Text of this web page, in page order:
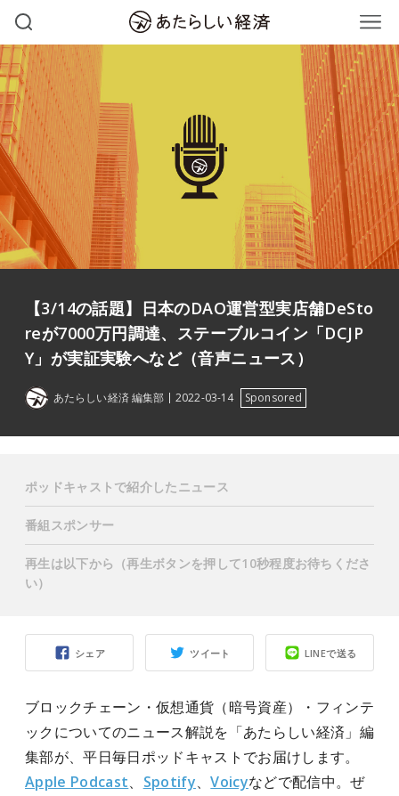
【3/14の話題】日本のDAO運営型実店舗DeSto
reが7000万円調達、ステーブルコイン「DCJP
Y」が実証実験へなど（音声ニュース）
あたらしい経済 編集部 2022-03-14 Sponsored
シェア ツイート LINEで送る
ブロックチェーン・仮想通貨（暗号資産）・フィンテ
ックについてのニュース解説を「あたらしい経済」編
集部が、平日毎日ポッドキャストでお届けします。
Apple Podcast、 Spotify、Voicyなどで配信中。ぜ
ポッドキャストで紹介したニュース
番組スポンサー
再生は以下から（再生ボタンを押して10秒程度お待ちくださ
い）